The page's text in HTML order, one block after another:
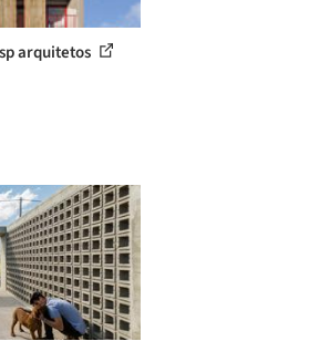
arquitetos